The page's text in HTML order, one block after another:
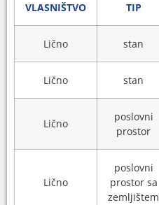
VLASNIŠTVO TIP
Lično stan
Lično stan
Lično
poslovni
prostor
Lično
poslovni
prostor sa
zemljištem